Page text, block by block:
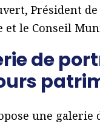
Président de
et le Conseil
de
une galerie